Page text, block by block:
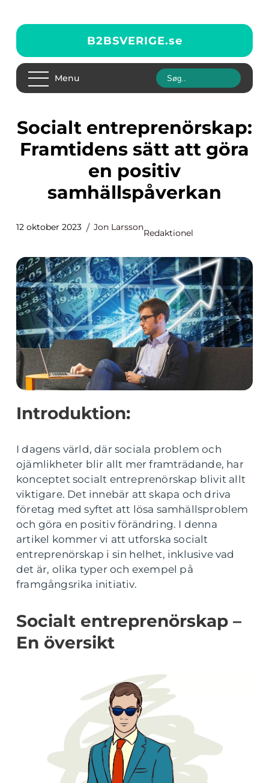
B2BSVERIGE.se
Menu
Socialt entreprenörskap:
Framtidens sätt att göra
en positiv
samhällspåverkan
12 oktober 2023 Jon Larsson
Redaktionel
Introduktion:
I dagens värld, där sociala problem och
ojämlikheter blir allt mer framträdande, har
konceptet socialt entreprenörskap blivit allt
viktigare. Det innebär att skapa och driva
företag med syftet att lösa samhällsproblem
och göra en positiv förändring. I denna
artikel kommer vi att utforska socialt
entreprenörskap i sin helhet, inklusive vad
det är, olika typer och exempel på
framgångsrika initiativ.
Socialt entreprenörskap –
En översikt